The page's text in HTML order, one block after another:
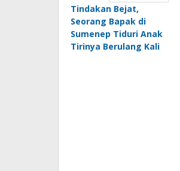
Tindakan Bejat,
Seorang Bapak di
Sumenep Tiduri Anak
Tirinya Berulang Kali